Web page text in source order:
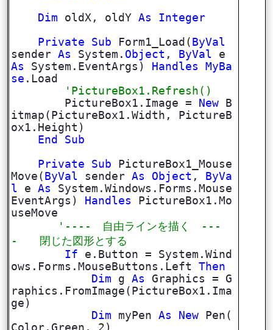
Dim oldX, oldYAs
Integer
Private
Sub Form1_Load( ByVal
senderAs System. Object , ByVal e
As
System.EventArgs) Handles
MyBa
se .Load
'PictureBox1.Refresh()
PictureBox1.Image =
New B
itmap(PictureBox1.Width, PictureB
ox1.Height)
End
Sub
Private
Sub PictureBox1_Mouse
Move( ByVal senderAs Object ,
ByVa
l eAs
System.Windows.Forms.Mouse
EventArgs)
Handles
PictureBox1.Mo
useMove
'---- 自由ラインを描く ---
- 閉じた図形とする
If e.Button = System.Wind
ows.Forms.MouseButtons.LeftThen
Dim gAs
Graphics = G
raphics.FromImage(PictureBox1.Ima
ge)
Dim myPenAs New Pen(
Color.Green, 2)